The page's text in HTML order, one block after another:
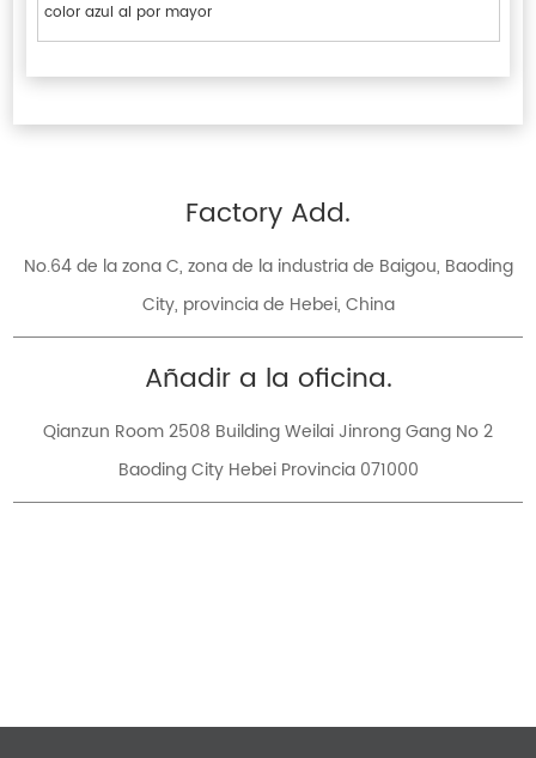
color azul al por mayor
Factory Add.
No.64 de la zona C, zona de la industria de Baigou, Baoding
City, provincia de Hebei, China
Añadir a la oficina.
Qianzun Room 2508 Building Weilai Jinrong Gang No 2
Baoding City Hebei Provincia 071000